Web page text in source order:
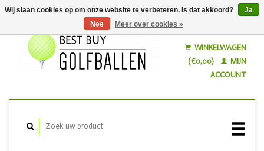
WINKELWAGEN
(€0,00)
MIJN
ACCOUNT
Wij slaan cookies op om onze website te verbeteren. Is dat akkoord?
Ja
Nee
Meer over cookies »